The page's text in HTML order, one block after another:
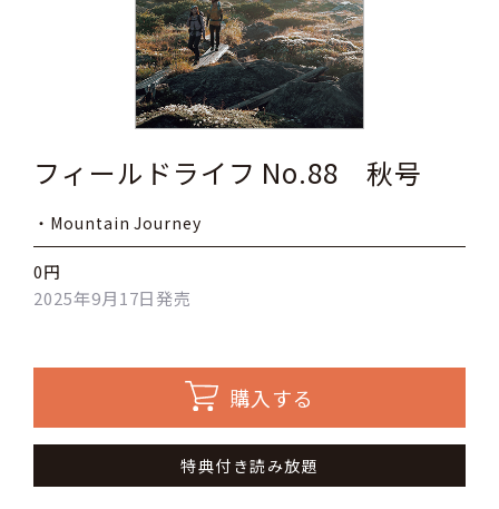
フィールドライフ No.88 秋号
・Mountain Journey
0円
2025年9月17日発売
購入する
特典付き読み放題